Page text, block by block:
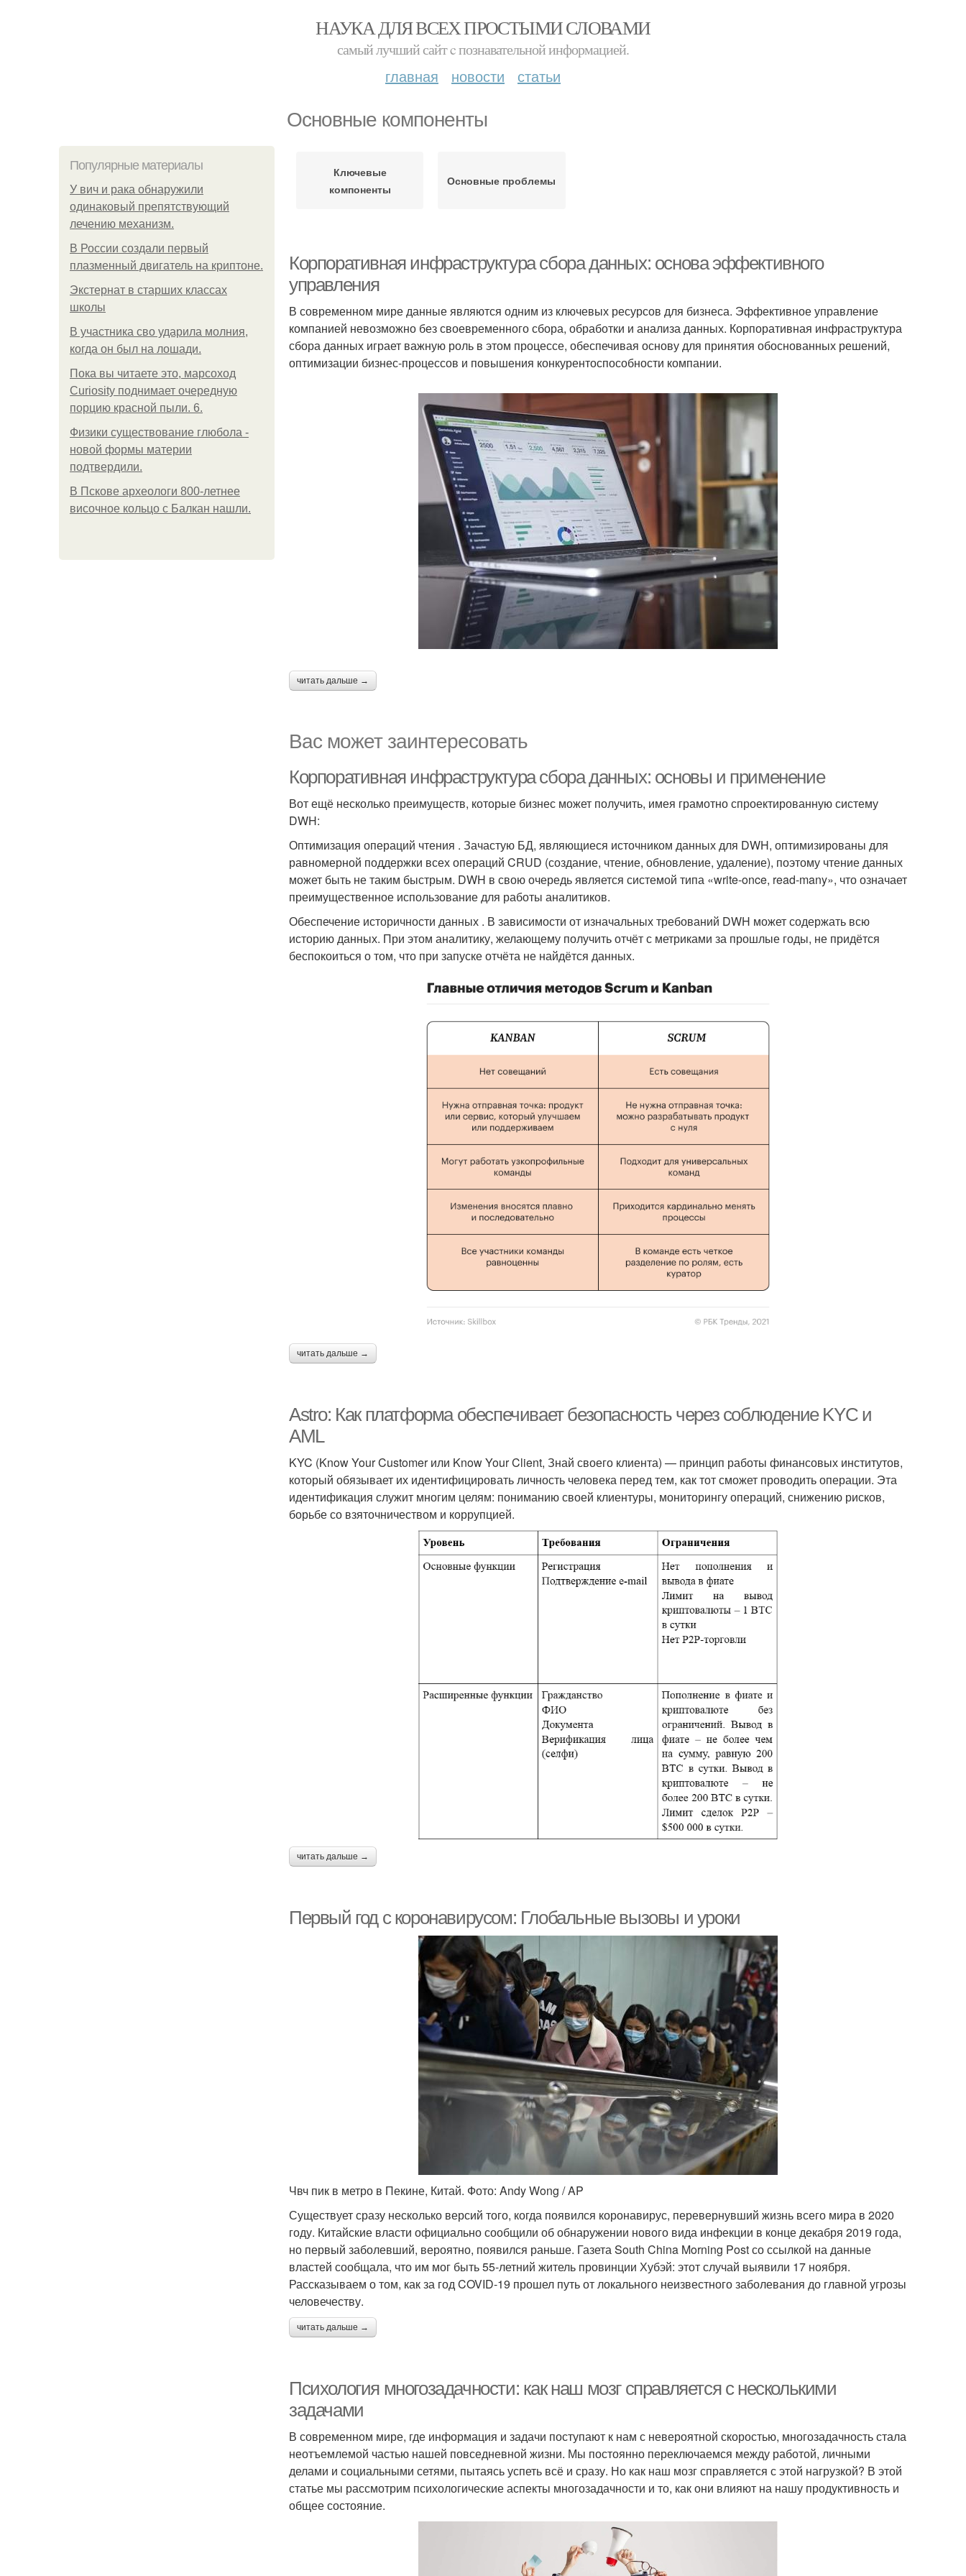
НАУКА ДЛЯ ВСЕХ ПРОСТЫМИ СЛОВАМИ
самый лучший сайт c познавательной информацией.
главная новости статьи
Основные компоненты
Популярные материалы
У вич и рака обнаружили
одинаковый препятствующий
лечению механизм.
В России создали первый
плазменный двигатель на криптоне.
Экстернат в старших классах
школы
В участника сво ударила молния,
когда он был на лошади.
Пока вы читаете это, марсоход
Curiosity поднимает очередную
порцию красной пыли. 6.
Физики существование глюбола -
новой формы материи
подтвердили.
В Пскове археологи 800-летнее
височное кольцо с Балкан нашли.
Ключевые
компоненты
Основные проблемы
Корпоративная инфраструктура сбора данных: основа эффективного
управления
В современном мире данные являются одним из ключевых ресурсов для бизнеса. Эффективное управление
компанией невозможно без своевременного сбора, обработки и анализа данных. Корпоративная инфраструктура
сбора данных играет важную роль в этом процессе, обеспечивая основу для принятия обоснованных решений,
оптимизации бизнес-процессов и повышения конкурентоспособности компании.
читать дальше →
Вас может заинтересовать
Корпоративная инфраструктура сбора данных: основы и применение
Вот ещё несколько преимуществ, которые бизнес может получить, имея грамотно спроектированную систему
DWH:
Оптимизация операций чтения . Зачастую БД, являющиеся источником данных для DWH, оптимизированы для
равномерной поддержки всех операций CRUD (создание, чтение, обновление, удаление), поэтому чтение данных
может быть не таким быстрым. DWH в свою очередь является системой типа «write-once, read-many», что означает
преимущественное использование для работы аналитиков.
Обеспечение историчности данных . В зависимости от изначальных требований DWH может содержать всю
историю данных. При этом аналитику, желающему получить отчёт с метриками за прошлые годы, не придётся
беспокоиться о том, что при запуске отчёта не найдётся данных.
читать дальше →
Astro: Как платформа обеспечивает безопасность через соблюдение KYC и
AML
KYC (Know Your Customer или Know Your Client, Знай своего клиента) — принцип работы финансовых институтов,
который обязывает их идентифицировать личность человека перед тем, как тот сможет проводить операции. Эта
идентификация служит многим целям: пониманию своей клиентуры, мониторингу операций, снижению рисков,
борьбе со взяточничеством и коррупцией.
читать дальше →
Первый год с коронавирусом: Глобальные вызовы и уроки
Чвч пик в метро в Пекине, Китай. Фото: Andy Wong / AP
Существует сразу несколько версий того, когда появился коронавирус, перевернувший жизнь всего мира в 2020
году. Китайские власти официально сообщили об обнаружении нового вида инфекции в конце декабря 2019 года,
но первый заболевший, вероятно, появился раньше. Газета South China Morning Post со ссылкой на данные
властей сообщала, что им мог быть 55-летний житель провинции Хубэй: этот случай выявили 17 ноября.
Рассказываем о том, как за год COVID-19 прошел путь от локального неизвестного заболевания до главной угрозы
человечеству.
читать дальше →
Психология многозадачности: как наш мозг справляется с несколькими
задачами
В современном мире, где информация и задачи поступают к нам с невероятной скоростью, многозадачность стала
неотъемлемой частью нашей повседневной жизни. Мы постоянно переключаемся между работой, личными
делами и социальными сетями, пытаясь успеть всё и сразу. Но как наш мозг справляется с этой нагрузкой? В этой
статье мы рассмотрим психологические аспекты многозадачности и то, как они влияют на нашу продуктивность и
общее состояние.